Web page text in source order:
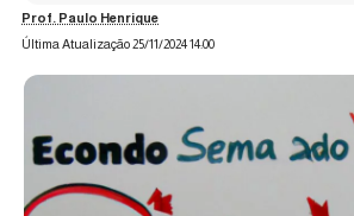
Última Atualização 25/11/2024 14:00
Prof. Paulo Henrique